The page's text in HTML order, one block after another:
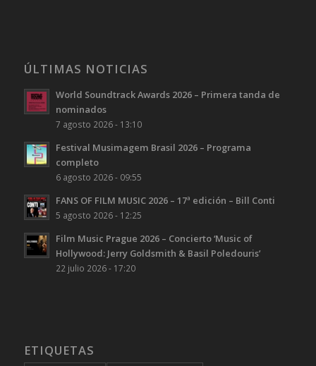
ÚLTIMAS NOTICIAS
World Soundtrack Awards 2026 – Primera tanda de
nominados
7 agosto 2026 - 13:10
Festival Musimagem Brasil 2026 – Programa
completo
6 agosto 2026 - 09:55
FANS OF FILM MUSIC 2026 – 17ª edición – Bill Conti
5 agosto 2026 - 12:25
Film Music Prague 2026 – Concierto ‘Music of
Hollywood: Jerry Goldsmith & Basil Poledouris’
22 julio 2026 - 17:20
ETIQUETAS